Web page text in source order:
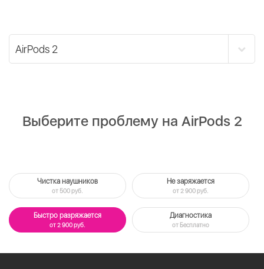
Выберите проблему на AirPods 2
Чистка наушников
от 500 руб.
Не заряжается
от 2 900 руб.
Быстро разряжается
от 2 900 руб.
Диагностика
от Бесплатно